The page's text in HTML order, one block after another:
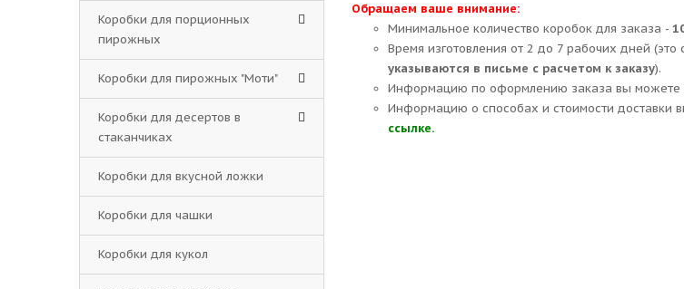
Обращаем ваше внимание:
Минимальное количество коробок для заказа -
Время изготовления от 2 до 7 рабочих дней (это
указываются в письме с расчетом к заказу).
Информацию по оформлению заказа вы можете
Информацию о способах и стоимости доставки
ссылке.
Коробки для порционных
пирожных
Коробки для пирожных "Моти"
Коробки для десертов в
стаканчиках
Коробки для вкусной ложки
Коробки для чашки
Коробки для кукол